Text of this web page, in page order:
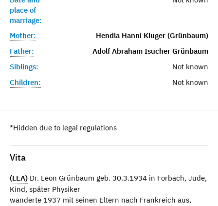
place of
marriage:
Mother:
Hendla Hanni Kluger (Grünbaum)
Father:
Adolf Abraham Isucher Grünbaum
Siblings:
Not known
Children:
Not known
*Hidden due to legal regulations
Vita
(LEA) Dr. Leon Grünbaum geb. 30.3.1934 in Forbach, Jude,
Kind, später Physiker
wanderte 1937 mit seinen Eltern nach Frankreich aus,